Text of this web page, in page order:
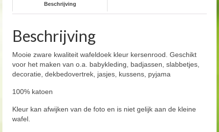
Beschrijving
Beschrijving
Mooie zware kwaliteit wafeldoek kleur kersenrood. Geschikt
voor het maken van o.a. babykleding, badjassen, slabbetjes,
decoratie, dekbedovertrek, jasjes, kussens, pyjama
100% katoen
Kleur kan afwijken van de foto en is niet gelijk aan de kleine
wafel.